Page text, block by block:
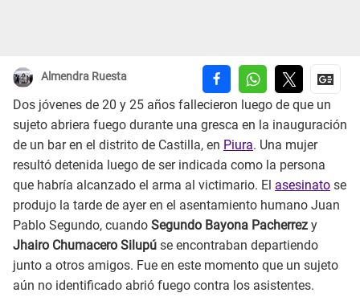
Almendra Ruesta
Dos jóvenes de 20 y 25 años fallecieron luego de que un
sujeto abriera fuego durante una gresca en la inauguración
de un bar en el distrito de Castilla, en Piura. Una mujer
resultó detenida luego de ser indicada como la persona
que habría alcanzado el arma al victimario. El asesinato se
produjo la tarde de ayer en el asentamiento humano Juan
Pablo Segundo, cuando Segundo Bayona Pacherrez y
Jhairo Chumacero Silupú se encontraban departiendo
junto a otros amigos. Fue en este momento que un sujeto
aún no identificado abrió fuego contra los asistentes.